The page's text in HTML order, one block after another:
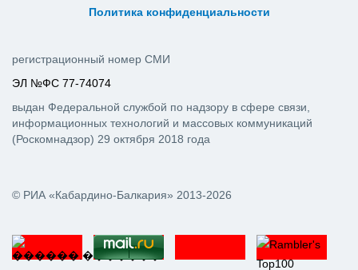
Политика конфиденциальности
© РИА «Кабардино-Балкария» 2013-2026
регистрационный номер СМИ
ЭЛ №ФС 77-74074
выдан Федеральной службой по надзору в сфере связи,
информационных технологий и массовых коммуникаций
(Роскомнадзор) 29 октября 2018 года